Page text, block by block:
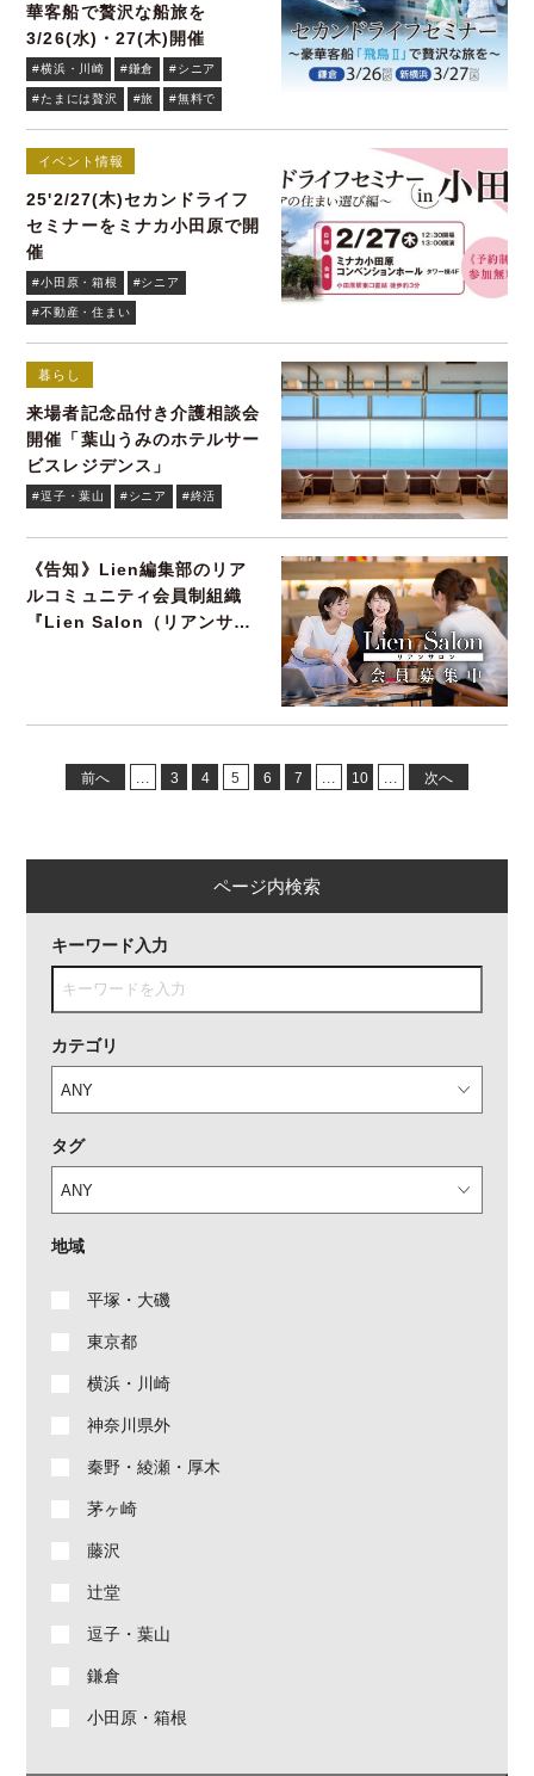
華客船で贅沢な船旅を
3/26(水)・27(木)開催
#横浜・川崎 #鎌倉 #シニア
#たまには贅沢 #旅 #無料で
イベント情報
25'2/27(木)セカンドライフ
セミナーをミナカ小田原で開
催
#小田原・箱根 #シニア
#不動産・住まい
暮らし
来場者記念品付き介護相談会
開催「葉山うみのホテルサー
ビスレジデンス」
#逗子・葉山 #シニア #終活
《告知》Lien編集部のリア
ルコミュニティ会員制組織
『Lien Salon（リアンサロ
前へ ... 3 4 5 6 7 ... 10 ... 次へ
ページ内検索
キーワード入力
カテゴリ
タグ
地域
平塚・大磯
東京都
横浜・川崎
神奈川県外
秦野・綾瀬・厚木
茅ヶ崎
藤沢
辻堂
逗子・葉山
鎌倉
小田原・箱根